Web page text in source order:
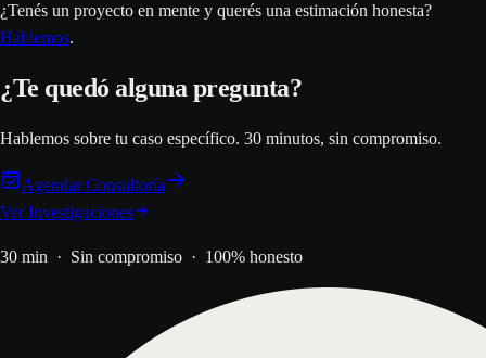
¿Tenés un proyecto en mente y querés una estimación honesta?
Hablemos.
¿Te quedó alguna pregunta?
Hablemos sobre tu caso específico. 30 minutos, sin compromiso.
Agendar Consultoría
Ver Investigaciones
30 min · Sin compromiso · 100% honesto